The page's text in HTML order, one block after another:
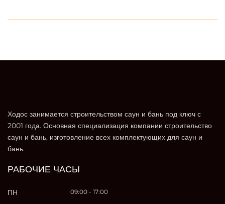
Ходос занимается строительством саун и бань под ключ с
2001 года. Основная специализация компании строительство
саун и бань, изготовление всех комплектующих для саун и
бань.
РАБОЧИЕ ЧАСЫ
ПН 09:00 - 17:00